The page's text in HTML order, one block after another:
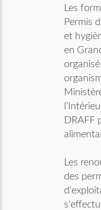
Les
Permis
et
en
DRAFF
Les
des